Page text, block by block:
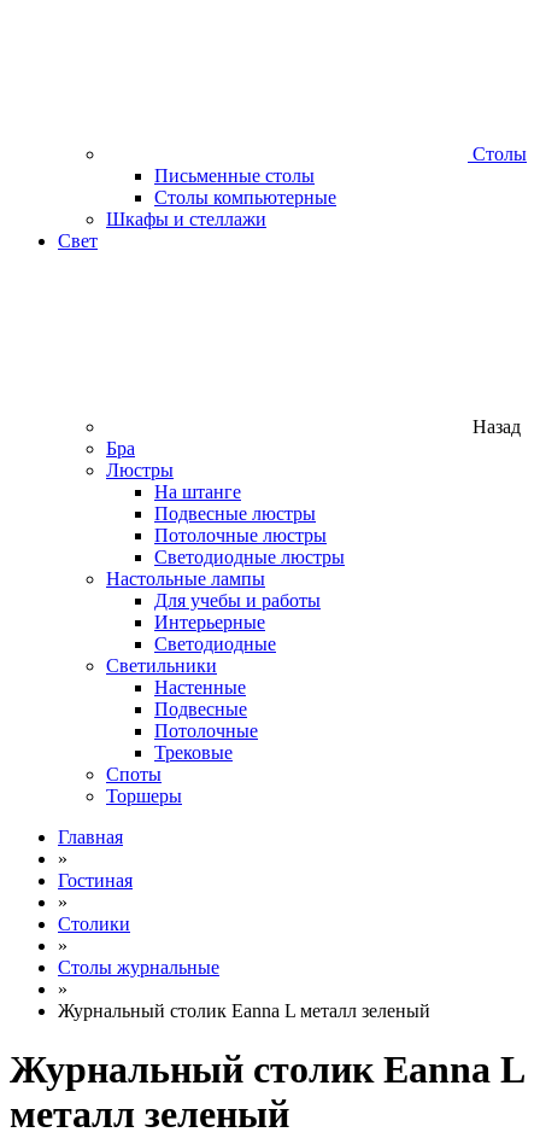
Столы
Письменные столы
Столы компьютерные
Шкафы и стеллажи
Свет
Назад
Бра
Люстры
На штанге
Подвесные люстры
Потолочные люстры
Светодиодные люстры
Настольные лампы
Для учебы и работы
Интерьерные
Светодиодные
Светильники
Настенные
Подвесные
Потолочные
Трековые
Споты
Торшеры
Главная
»
Гостиная
»
Столики
»
Столы журнальные
»
Журнальный столик Eanna L металл зеленый
Журнальный столик Eanna L
металл зеленый